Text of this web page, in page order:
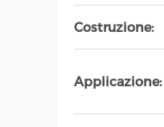
Costruzione:
Applicazione: